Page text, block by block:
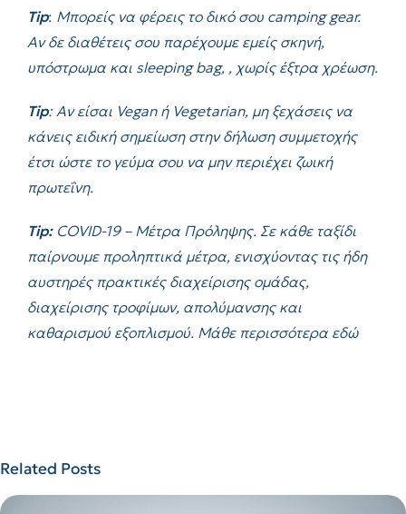
Tip: Μπορείς να φέρεις το δικό σου camping gear.
Αν δε διαθέτεις σου παρέχουμε εμείς σκηνή,
υπόστρωμα και sleeping bag, , χωρίς έξτρα χρέωση.
Τip: Αν είσαι Veganή Vegetarian, μη ξεχάσεις να
κάνεις ειδική σημείωση στην δήλωση συμμετοχής
έτσι ώστε το γεύμα σου να μην περιέχει ζωική
πρωτεΐνη.
Tip:COVID-19 – Μέτρα Πρόληψης. Σε κάθε ταξίδι
παίρνουμε προληπτικά μέτρα, ενισχύοντας τις ήδη
αυστηρές πρακτικές διαχείρισης ομάδας,
διαχείρισης τροφίμων, απολύμανσης και
καθαρισμού εξοπλισμού. Μάθε περισσότερα εδώ
Related Posts